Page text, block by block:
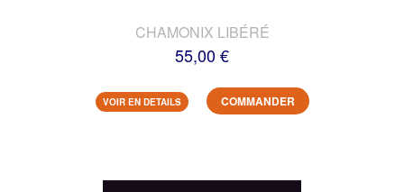
CHAMONIX LIBÉRÉ
55,00 €
VOIR EN DETAILS COMMANDER